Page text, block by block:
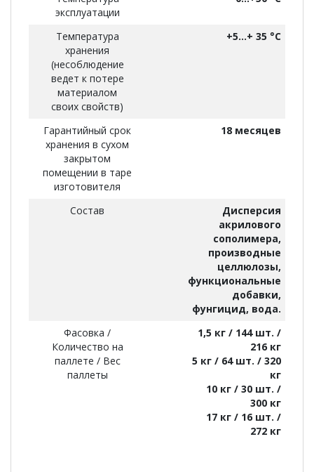
эксплуатации
Температура
хранения
(несоблюдение
ведет к потере
материалом
своих свойств)
+5…+ 35 °С
Гарантийный срок
хранения в сухом
закрытом
помещении в таре
изготовителя
18 месяцев
Состав
Дисперсия
акрилового
сополимера,
производные
целлюлозы,
функциональные
добавки,
фунгицид, вода.
Фасовка /
Количество на
паллете / Вес
паллеты
1,5 кг / 144 шт. /
216 кг
5 кг / 64 шт. / 320
кг
10 кг / 30 шт. /
300 кг
17 кг / 16 шт. /
272 кг